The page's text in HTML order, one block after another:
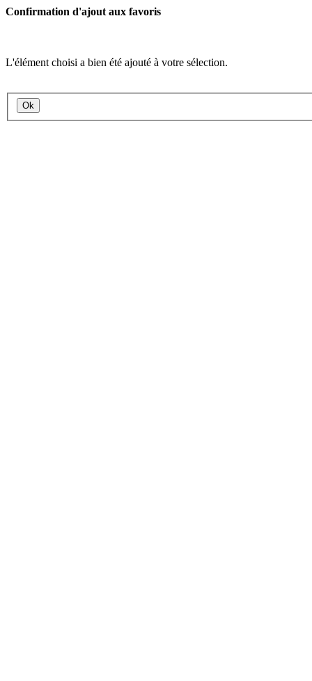
Confirmation d'ajout aux favoris
L'élément choisi a bien été ajouté à votre sélection.